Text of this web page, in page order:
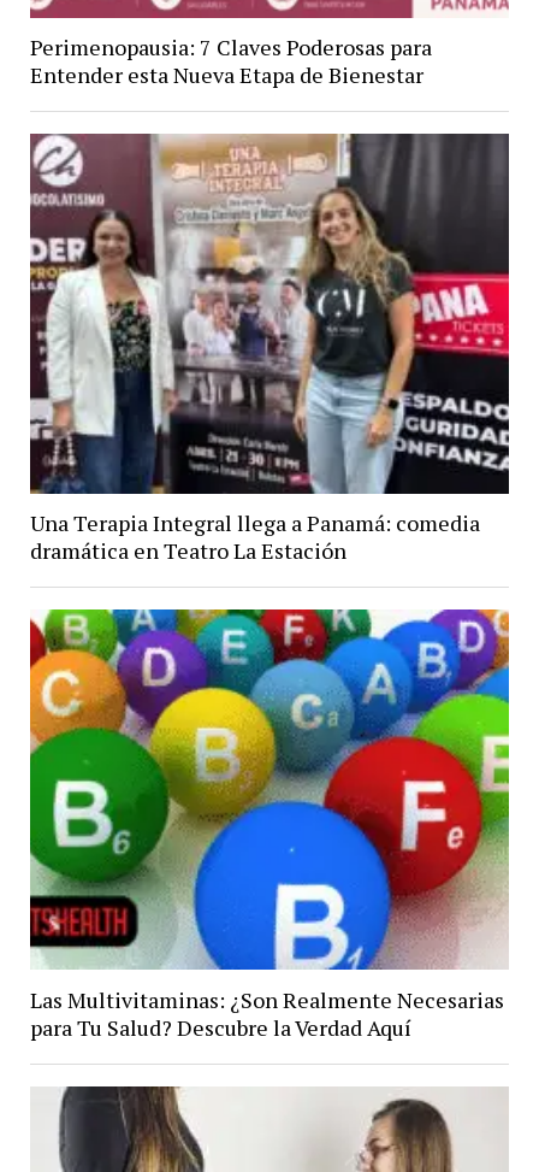
Perimenopausia: 7 Claves Poderosas para
Entender esta Nueva Etapa de Bienestar
Una Terapia Integral llega a Panamá: comedia
dramática en Teatro La Estación
Las Multivitaminas: ¿Son Realmente Necesarias
para Tu Salud? Descubre la Verdad Aquí